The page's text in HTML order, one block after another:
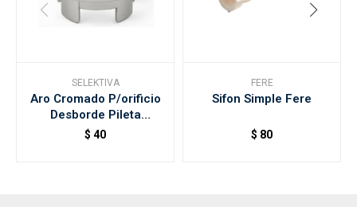
SELEKTIVA
Aro Cromado P/orificio
Desborde Pileta
Selektiva F402
$ 40
FERE
Sifon Simple Fere
$ 80